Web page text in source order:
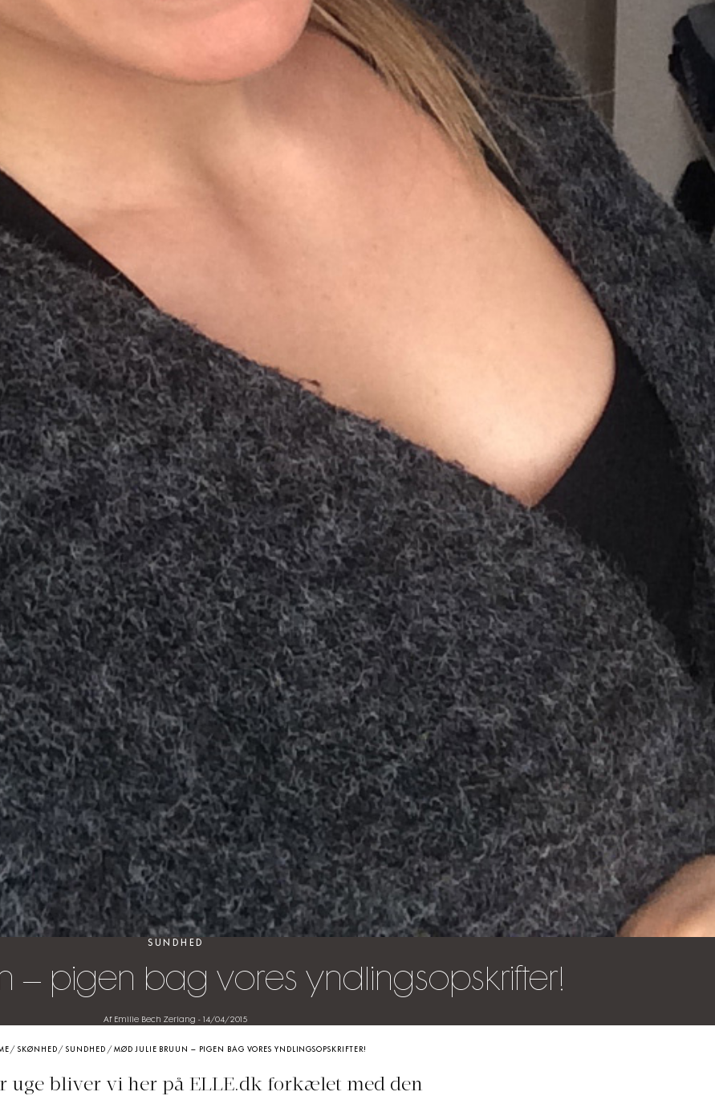
SUNDHED
– pigen bag vores yndlingsopskrifter!
Af Emilie Bech Zerlang - 14/04/2015
/SKØNHED /SUNDHED /MØD JULIE BRUUN – PIGEN BAG VORES YNDLINGSOPSKRIFTER!
uge bliver vi her på ELLE.dkforkælet med den